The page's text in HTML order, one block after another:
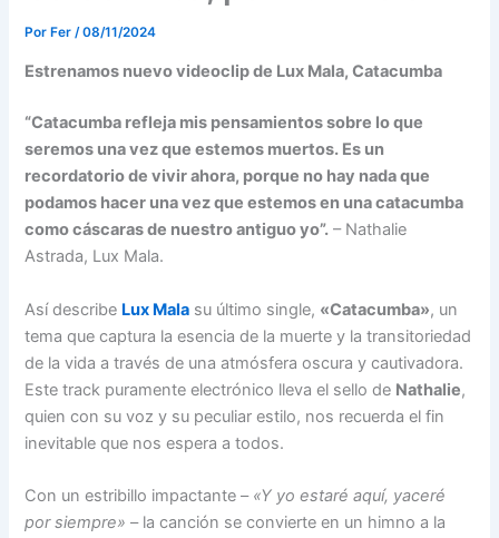
PorFer/08/11/2024
Estrenamos nuevo videoclip de Lux Mala, Catacumba
“Catacumba refleja mis pensamientos sobre lo que
seremos una vez que estemos muertos. Es un
recordatorio de vivir ahora, porque no hay nada que
podamos hacer una vez que estemos en una catacumba
como cáscaras de nuestro antiguo yo”. – Nathalie
Astrada, Lux Mala.
Así describe Lux Mala su último single, «Catacumba», un
tema que captura la esencia de la muerte y la transitoriedad
de la vida a través de una atmósfera oscura y cautivadora.
Este track puramente electrónico lleva el sello de Nathalie,
quien con su voz y su peculiar estilo, nos recuerda el fin
inevitable que nos espera a todos.
Con un estribillo impactante – «Y yo estaré aquí, yaceré
por siempre» – la canción se convierte en un himno a la